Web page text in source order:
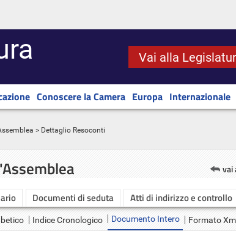
Vai alla
Conoscere la Camera Europa Internazionale
> Dettaglio Resoconti
vai
Documenti di seduta Atti di indirizzo e controllo
Indice Cronologico Documento Intero Formato Xml